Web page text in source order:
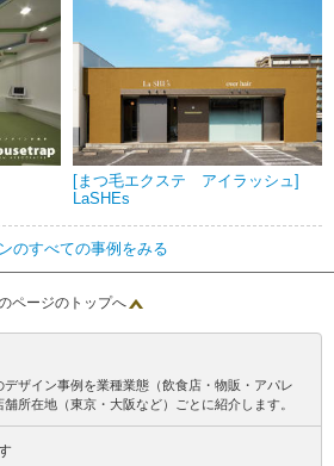
[まつ毛エクステ アイラッシュ]
LaSHEs
のすべての事例をみる
ページのトップへ
ザイン事例を業種業態（飲食店・物販・アパレ
所在地（東京・大阪など）ごとに紹介します。